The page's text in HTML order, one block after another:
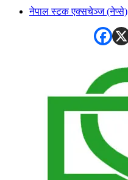
नेपाल स्टक एक्सचेञ्ज (नेप्से)